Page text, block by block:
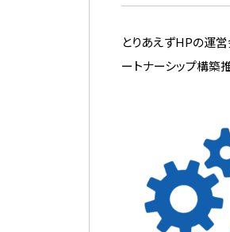
とりあえずHPの運
ートナーシップ構築